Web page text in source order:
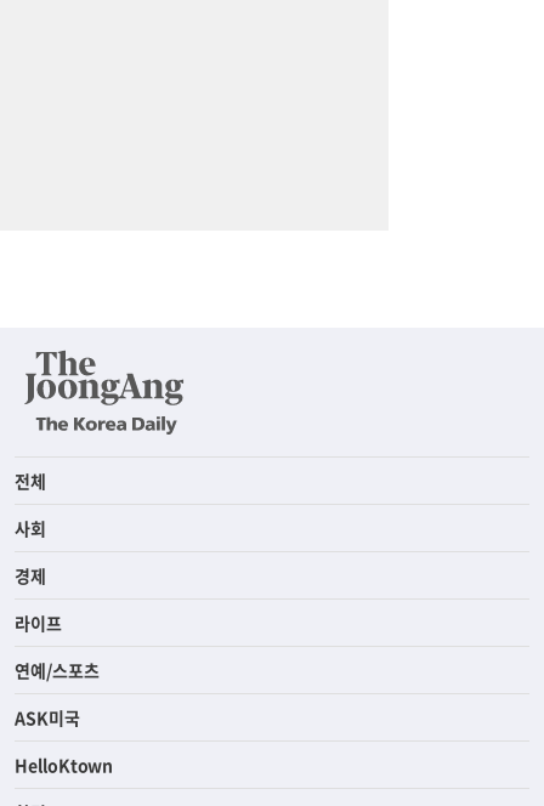
전체
사회
경제
라이프
연예/스포츠
ASK미국
HelloKtown